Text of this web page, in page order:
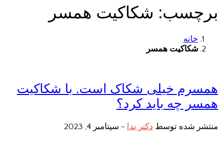
برچسب: شکاکیت همسر
خانه
شکاکیت همسر
همسرم خیلی شکاک است. با شکاکیت
همسر چه باید کرد؟
منتشر شده توسط دکتر ندا - سپتامبر 4, 2023